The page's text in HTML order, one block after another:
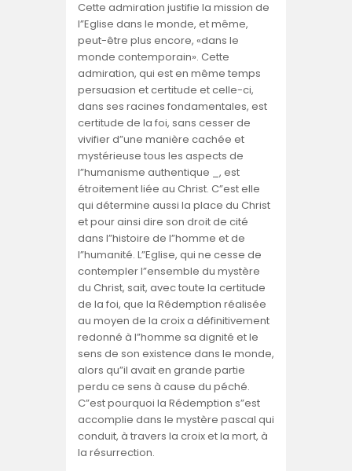
Cette admiration justifie la mission de
l”Eglise dans le monde, et même,
peut-être plus encore, «dans le
monde contemporain». Cette
admiration, qui est en même temps
persuasion et certitude et celle-ci,
dans ses racines fondamentales, est
certitude de la foi, sans cesser de
vivifier d”une manière cachée et
mystérieuse tous les aspects de
l”humanisme authentique _, est
étroitement liée au Christ. C”est elle
qui détermine aussi la place du Christ
et pour ainsi dire son droit de cité
dans l”histoire de l”homme et de
l”humanité. L”Eglise, qui ne cesse de
contempler l”ensemble du mystère
du Christ, sait, avec toute la certitude
de la foi, que la Rédemption réalisée
au moyen de la croix a définitivement
redonné à l”homme sa dignité et le
sens de son existence dans le monde,
alors qu”il avait en grande partie
perdu ce sens à cause du péché.
C”est pourquoi la Rédemption s”est
accomplie dans le mystère pascal qui
conduit, à travers la croix et la mort, à
la résurrection.